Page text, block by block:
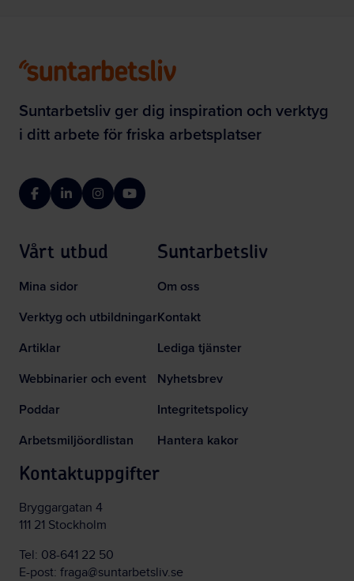
Suntarbetsliv ger dig inspiration och verktyg
i ditt arbete för friska arbetsplatser
FacebookLinkedInInstagramYouTube
Vårt utbud
Mina sidor
Verktyg och utbildningar
Artiklar
Webbinarier och event
Poddar
Arbetsmiljöordlistan
Suntarbetsliv
Om oss
Kontakt
Lediga tjänster
Nyhetsbrev
Integritetspolicy
Hantera kakor
Kontaktuppgifter
Bryggargatan 4
111 21 Stockholm
Tel: 08-641 22 50
E-post: fraga@suntarbetsliv.se